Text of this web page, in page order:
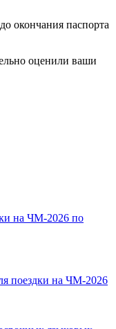
окончания паспорта
оценили ваши
на ЧМ-2026 по
поездки на ЧМ-2026